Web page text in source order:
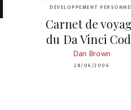
DÉVELOPPEMENT
Carnet de
du Da Vinci
Dan Brown
28/06/2006